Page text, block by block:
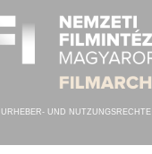
URHEBER- UND NUTZUNGSRECHTE